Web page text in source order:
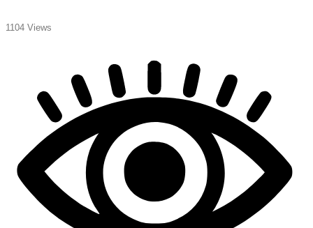
1104 Views